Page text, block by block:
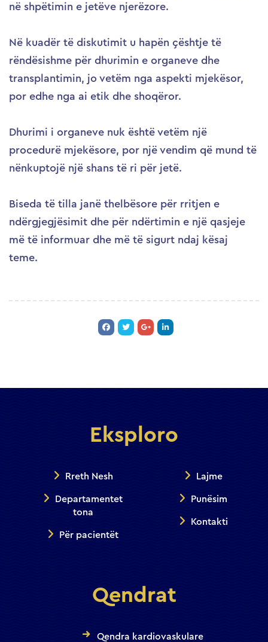
në shpëtimin e jetëve njerëzore.
Në kuadër të diskutimit u hapën çështje të
rëndësishme për dhurimin e organeve dhe
transplantimin, jo vetëm nga aspekti mjekësor,
por edhe nga ai etik dhe shoqëror.
Dhurimi i organeve nuk është vetëm një
procedurë mjekësore, por një vendim që mund të
nënkuptojë një shans të ri për jetë.
Biseda të tilla janë thelbësore për rritjen e
ndërgjegjësimit dhe për ndërtimin e një qasjeje
më të informuar dhe më të sigurt ndaj kësaj
teme.
Eksploro
Rreth Nesh
Departamentet
tona
Për pacientët
Lajme
Punësim
Kontakti
Qendrat
Qendra kardiovaskulare